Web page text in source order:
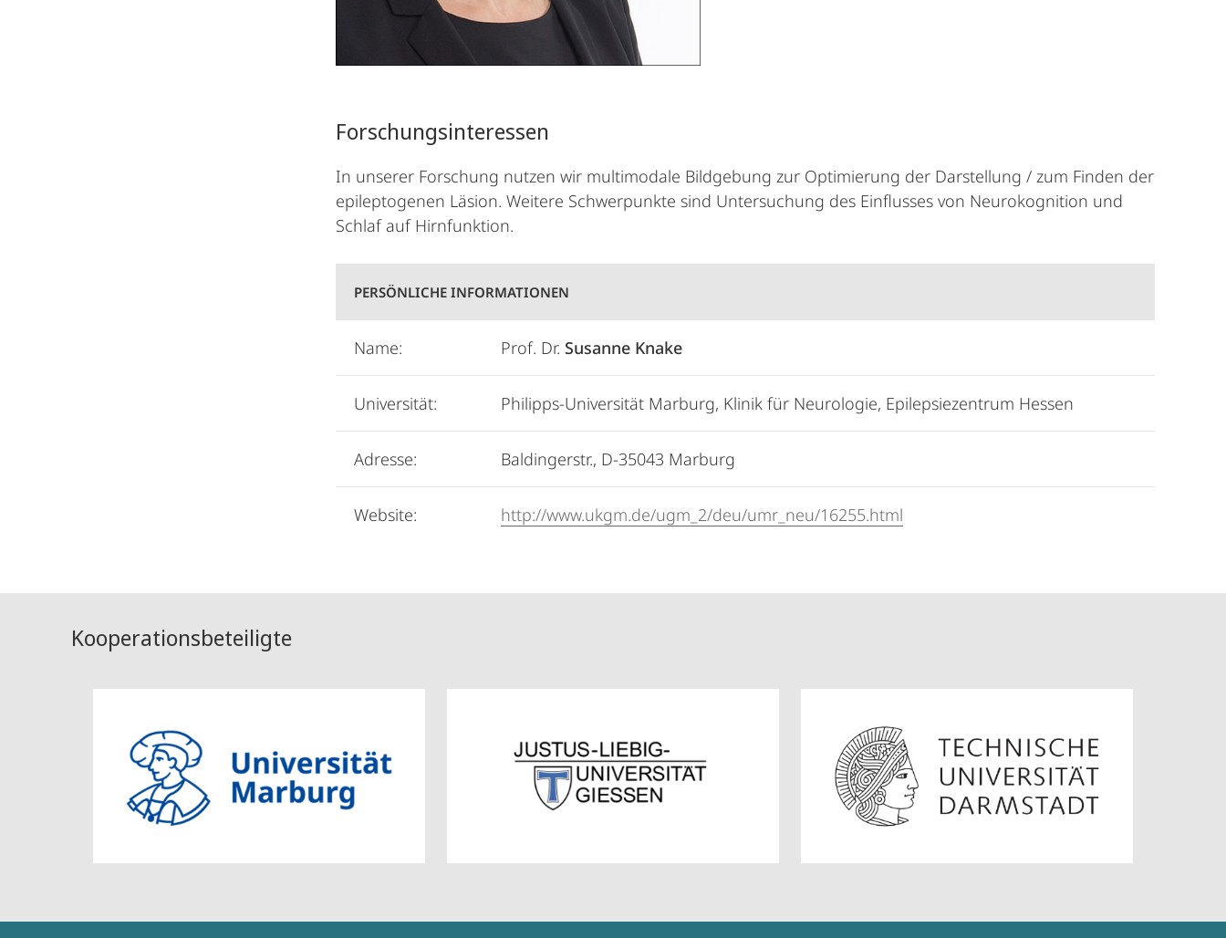
Forschungsinteressen
In unserer Forschung nutzen wir multimodale Bildgebung zur Optimierung der Darstellung / zum Finden der
epileptogenen Läsion. Weitere Schwerpunkte sind Untersuchung des Einflusses von Neurokognition und
Schlaf auf Hirnfunktion.
PERSÖNLICHE INFORMATIONEN
Name: Prof. Dr. Susanne Knake
Universität: Philipps-Universität Marburg, Klinik für Neurologie, Epilepsiezentrum Hessen
Adresse: Baldingerstr., D-35043 Marburg
Website: http://www.ukgm.de/ugm_2/deu/umr_neu/16255.html
Kooperationsbeteiligte